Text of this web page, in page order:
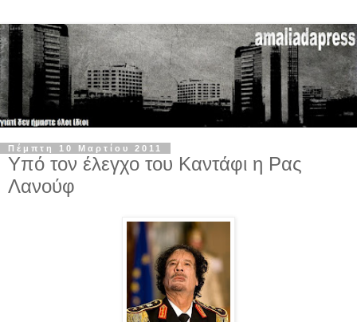
Πέμπτη 10 Μαρτίου 2011
Υπό τον έλεγχο του Καντάφι η Ρας
Λανούφ